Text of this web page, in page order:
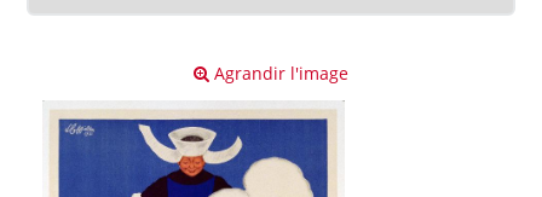
Agrandir l'image